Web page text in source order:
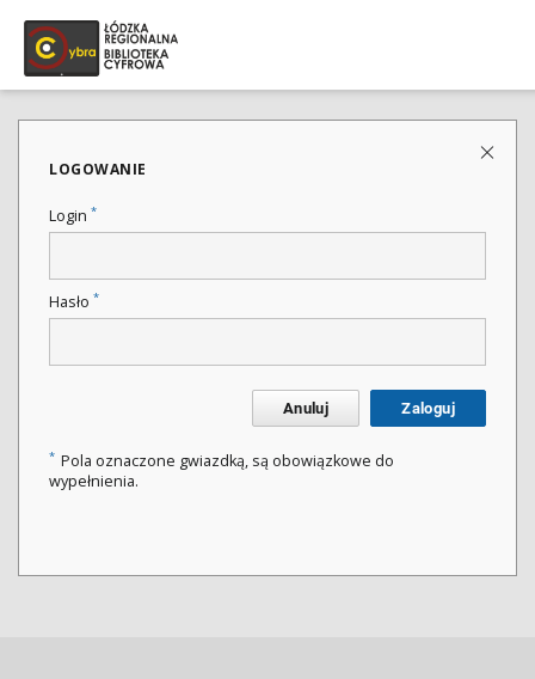
LOGOWANIE
Login *
Hasło *
Anuluj Zaloguj
* Pola oznaczone gwiazdką, są obowiązkowe do
wypełnienia.